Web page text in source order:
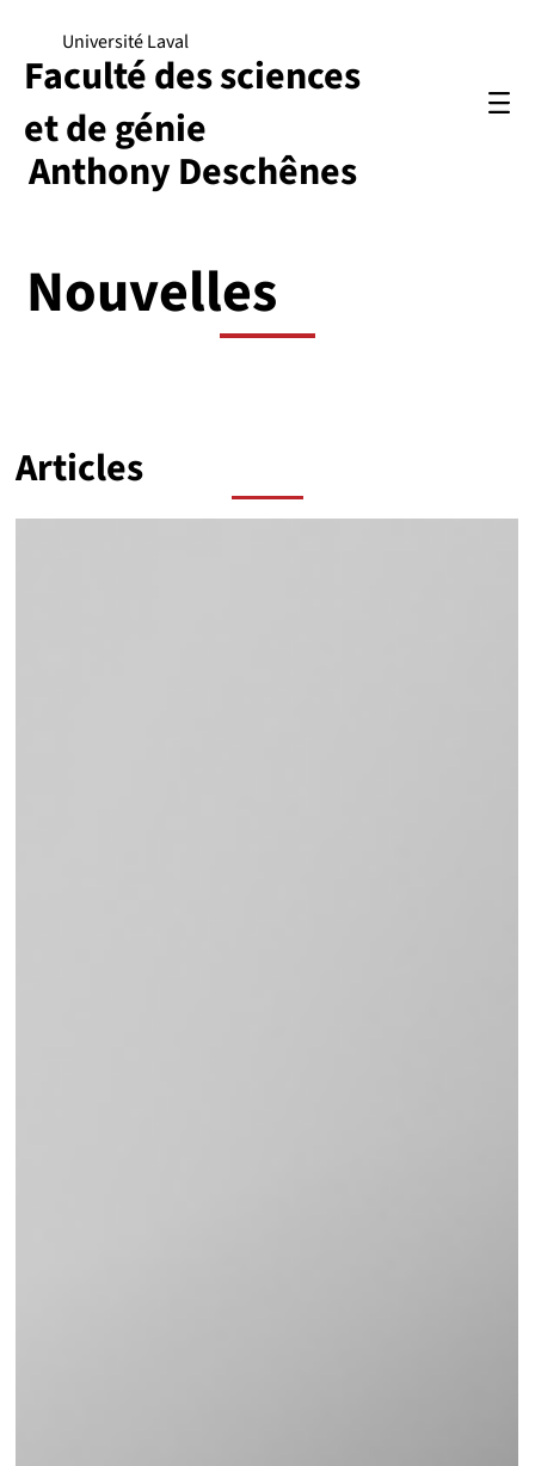
Anthony Deschênes
Université Laval
Faculté des sciences
et de génie
Nouvelles
Articles